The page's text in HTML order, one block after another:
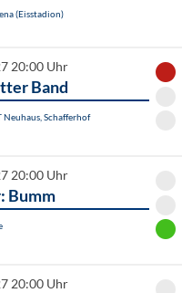
(Eisstadion)
20:00 Uhr
Band
Schafferhof
20:00 Uhr
Bumm
20:00 Uhr